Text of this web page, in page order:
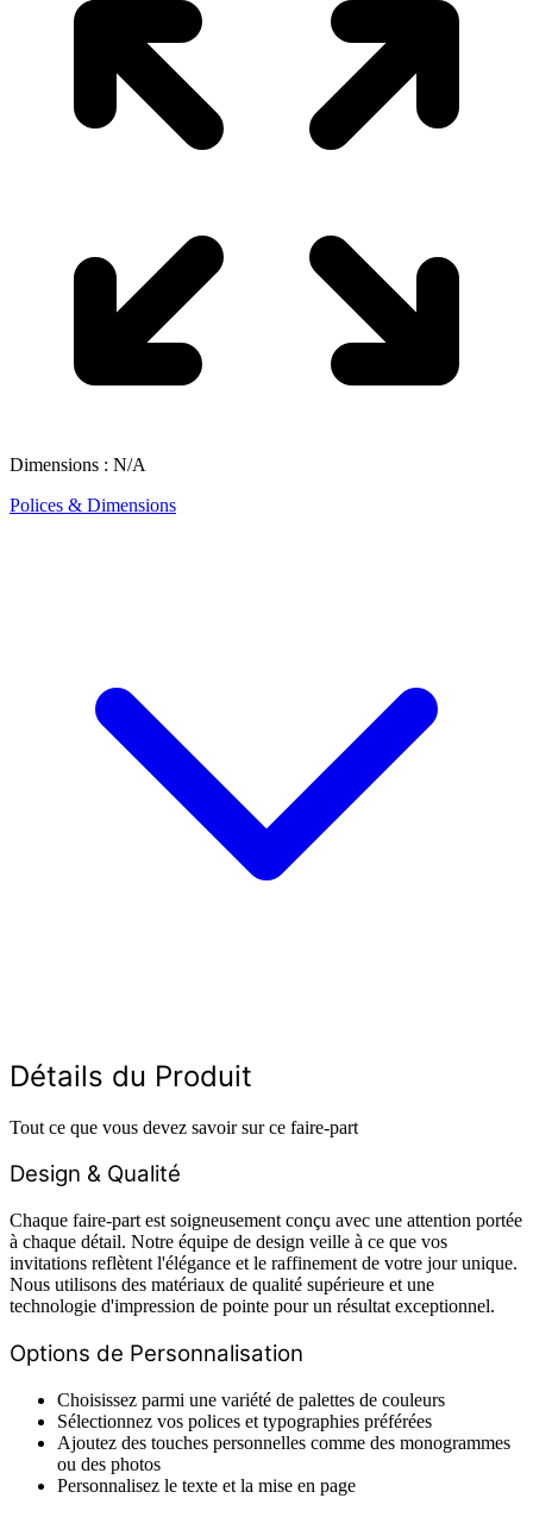
Dimensions : N/A
Polices & Dimensions
Détails du Produit
Tout ce que vous devez savoir sur ce faire-part
Design & Qualité
Chaque faire-part est soigneusement conçu avec une attention portée
à chaque détail. Notre équipe de design veille à ce que vos
invitations reflètent l'élégance et le raffinement de votre jour unique.
Nous utilisons des matériaux de qualité supérieure et une
technologie d'impression de pointe pour un résultat exceptionnel.
Options de Personnalisation
Choisissez parmi une variété de palettes de couleurs
Sélectionnez vos polices et typographies préférées
Ajoutez des touches personnelles comme des monogrammes
ou des photos
Personnalisez le texte et la mise en page